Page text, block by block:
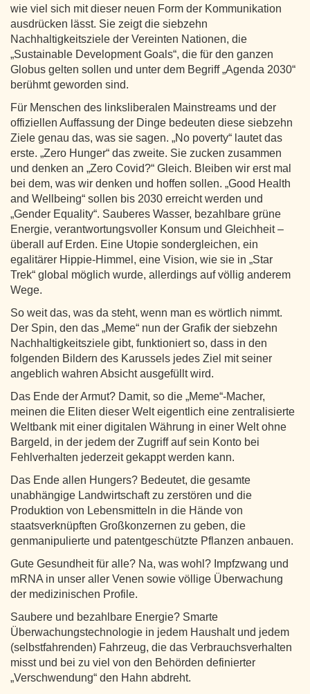
wie viel sich mit dieser neuen Form der Kommunikation
ausdrücken lässt. Sie zeigt die siebzehn
Nachhaltigkeitsziele der Vereinten Nationen, die
„Sustainable Development Goals“, die für den ganzen
Globus gelten sollen und unter dem Begriff „Agenda 2030“
berühmt geworden sind.
Für Menschen des linksliberalen Mainstreams und der
offiziellen Auffassung der Dinge bedeuten diese siebzehn
Ziele genau das, was sie sagen. „No poverty“ lautet das
erste. „Zero Hunger“ das zweite. Sie zucken zusammen
und denken an „Zero Covid?“ Gleich. Bleiben wir erst mal
bei dem, was wir denken und hoffen sollen. „Good Health
and Wellbeing“ sollen bis 2030 erreicht werden und
„Gender Equality“. Sauberes Wasser, bezahlbare grüne
Energie, verantwortungsvoller Konsum und Gleichheit –
überall auf Erden. Eine Utopie sondergleichen, ein
egalitärer Hippie-Himmel, eine Vision, wie sie in „Star
Trek“ global möglich wurde, allerdings auf völlig anderem
Wege.
So weit das, was da steht, wenn man es wörtlich nimmt.
Der Spin, den das „Meme“ nun der Grafik der siebzehn
Nachhaltigkeitsziele gibt, funktioniert so, dass in den
folgenden Bildern des Karussels jedes Ziel mit seiner
angeblich wahren Absicht ausgefüllt wird.
Das Ende der Armut? Damit, so die „Meme“-Macher,
meinen die Eliten dieser Welt eigentlich eine zentralisierte
Weltbank mit einer digitalen Währung in einer Welt ohne
Bargeld, in der jedem der Zugriff auf sein Konto bei
Fehlverhalten jederzeit gekappt werden kann.
Das Ende allen Hungers? Bedeutet, die gesamte
unabhängige Landwirtschaft zu zerstören und die
Produktion von Lebensmitteln in die Hände von
staatsverknüpften Großkonzernen zu geben, die
genmanipulierte und patentgeschützte Pflanzen anbauen.
Gute Gesundheit für alle? Na, was wohl? Impfzwang und
mRNA in unser aller Venen sowie völlige Überwachung
der medizinischen Profile.
Saubere und bezahlbare Energie? Smarte
Überwachungstechnologie in jedem Haushalt und jedem
(selbstfahrenden) Fahrzeug, die das Verbrauchsverhalten
misst und bei zu viel von den Behörden definierter
„Verschwendung“ den Hahn abdreht.